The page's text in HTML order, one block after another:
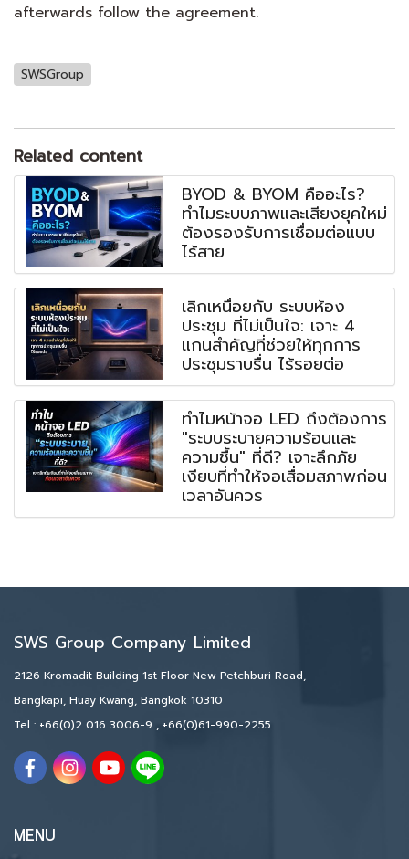
afterwards follow the agreement.
SWSGroup
Related content
BYOD & BYOM คืออะไร?
ทำไมระบบภาพและเสียงยุคใหม่
ต้องรองรับการเชื่อมต่อแบบ
ไร้สาย
เลิกเหนื่อยกับ ระบบห้อง
ประชุม ที่ไม่เป็นใจ: เจาะ 4
แกนสำคัญที่ช่วยให้ทุกการ
ประชุมราบรื่น ไร้รอยต่อ
ทำไมหน้าจอ LED ถึงต้องการ
"ระบบระบายความร้อนและ
ความชื้น" ที่ดี? เจาะลึกภัย
เงียบที่ทำให้จอเสื่อมสภาพก่อน
เวลาอันควร
SWS Group Company Limited
2126 Kromadit Building 1st Floor New Petchburi Road,
Bangkapi, Huay Kwang, Bangkok 10310
Tel : +66(0)2 016 3006-9 , +66(0)61-990-2255
MENU